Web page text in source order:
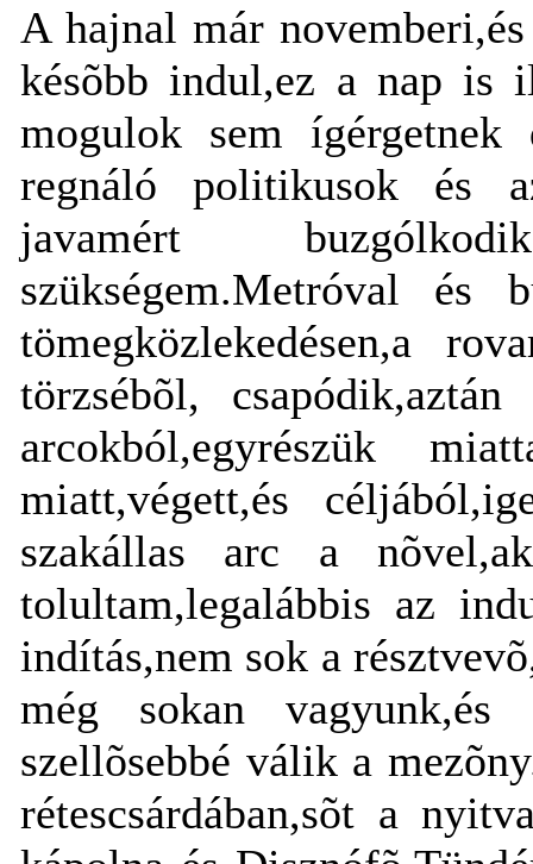
A hajnal már
késõbb indul,ez a nap is
mogulok sem
regnáló politikusok és
javamért
szükségem.Metróval és
tömegközlekedésen,a
törzsébõl,
arcokból,egyrészük
miatt,végett,és
szakállas arc a
tolultam,legalábbis az
indítás,nem sok a
még sokan vagyunk,és
szellõsebbé válik a
rétescsárdában,sõt a